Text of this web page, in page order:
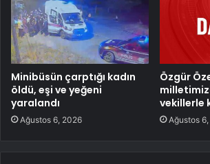
Minibüsün çarptığı kadın
öldü, eşi ve yeğeni
yaralandı
Ağustos 6, 2026
Özgür
vekillerle
Ağustos